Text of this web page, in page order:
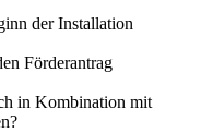
der Installation
Förderantrag
in Kombination mit